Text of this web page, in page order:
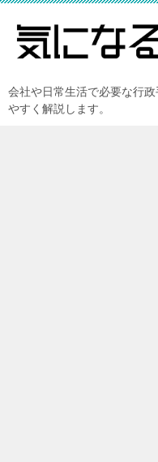
会社や日常生活で必要な行
やすく解説します。